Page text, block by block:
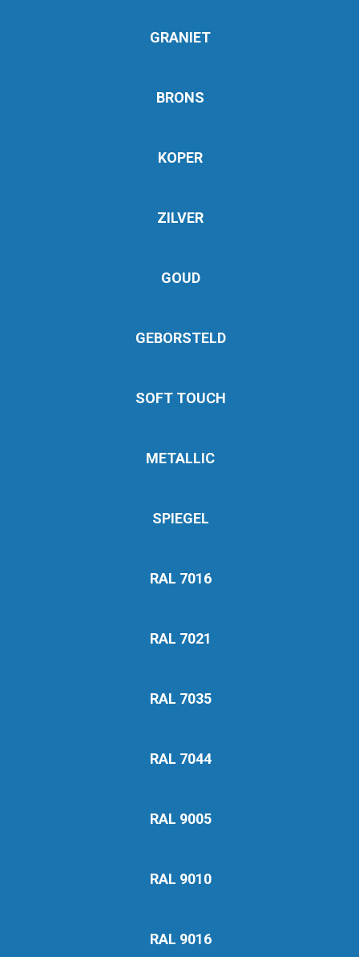
GRANIET
BRONS
KOPER
ZILVER
GOUD
GEBORSTELD
SOFT TOUCH
METALLIC
SPIEGEL
RAL 7016
RAL 7021
RAL 7035
RAL 7044
RAL 9005
RAL 9010
RAL 9016